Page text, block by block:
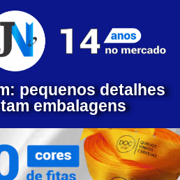
pequenos detalhes
embalagens